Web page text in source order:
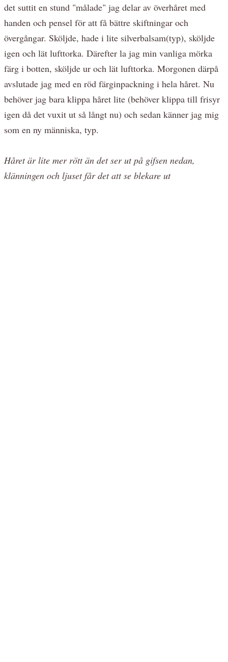
det suttit en stund "målade" jag delar av överhåret med
handen och pensel för att få bättre skiftningar och
övergångar. Sköljde, hade i lite silverbalsam(typ), sköljde
igen och lät lufttorka. Därefter la jag min vanliga mörka
färg i botten, sköljde ur och lät lufttorka. Morgonen därpå
avslutade jag med en röd färginpackning i hela håret. Nu
behöver jag bara klippa håret lite (behöver klippa till frisyr
igen då det vuxit ut så långt nu) och sedan känner jag mig
som en ny människa, typ.
Håret är lite mer rött än det ser ut på gifsen nedan,
klänningen och ljuset får det att se blekare ut